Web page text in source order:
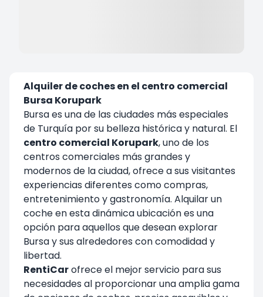
Alquiler de coches en el centro comercial
Bursa Korupark
Bursa es una de las ciudades más especiales
de Turquía por su belleza histórica y natural. El
centro comercial Korupark, uno de los
centros comerciales más grandes y
modernos de la ciudad, ofrece a sus visitantes
experiencias diferentes como compras,
entretenimiento y gastronomía. Alquilar un
coche en esta dinámica ubicación es una
opción para aquellos que desean explorar
Bursa y sus alrededores con comodidad y
libertad.
RentiCarofrece el mejor servicio para sus
necesidades al proporcionar una amplia gama